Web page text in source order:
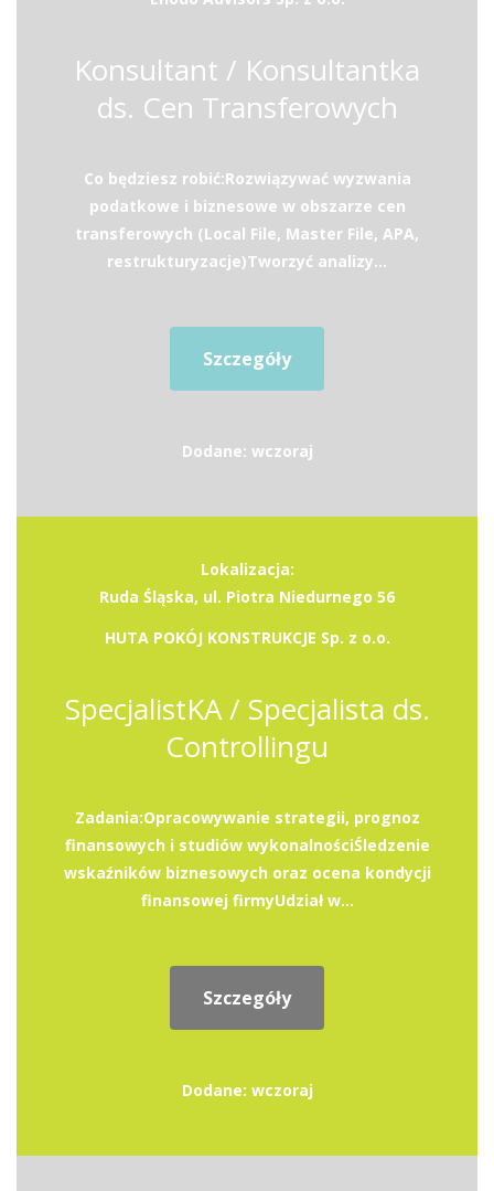
Konsultant / Konsultantka
ds. Cen Transferowych
Co będziesz robić:Rozwiązywać wyzwania
podatkowe i biznesowe w obszarze cen
transferowych (Local File, Master File, APA,
restrukturyzacje)Tworzyć analizy...
Szczegóły
Dodane: wczoraj
Lokalizacja:
Ruda Śląska, ul. Piotra Niedurnego 56
HUTA POKÓJ KONSTRUKCJE Sp. z o.o.
SpecjalistKA / Specjalista ds.
Controllingu
Zadania:Opracowywanie strategii, prognoz
finansowych i studiów wykonalnościŚledzenie
wskaźników biznesowych oraz ocena kondycji
finansowej firmyUdział w...
Szczegóły
Dodane: wczoraj